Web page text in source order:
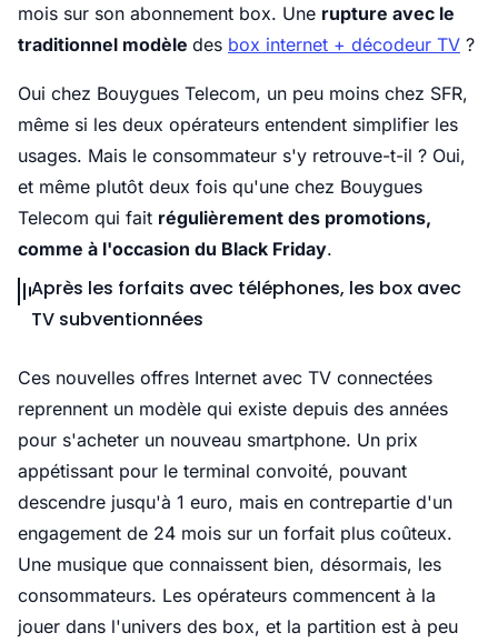
mois sur son abonnement box. Une rupture avec le
traditionnel modèle des box internet + décodeur TV ?
Oui chez Bouygues Telecom, un peu moins chez SFR,
même si les deux opérateurs entendent simplifier les
usages. Mais le consommateur s'y retrouve-t-il ? Oui,
et même plutôt deux fois qu'une chez Bouygues
Telecom qui fait régulièrement des promotions,
comme à l'occasion du Black Friday.
Après les forfaits avec téléphones, les box avec
TV subventionnées
Ces nouvelles offres Internet avec TV connectées
reprennent un modèle qui existe depuis des années
pour s'acheter un nouveau smartphone. Un prix
appétissant pour le terminal convoité, pouvant
descendre jusqu'à 1 euro, mais en contrepartie d'un
engagement de 24 mois sur un forfait plus coûteux.
Une musique que connaissent bien, désormais, les
consommateurs. Les opérateurs commencent à la
jouer dans l'univers des box, et la partition est à peu